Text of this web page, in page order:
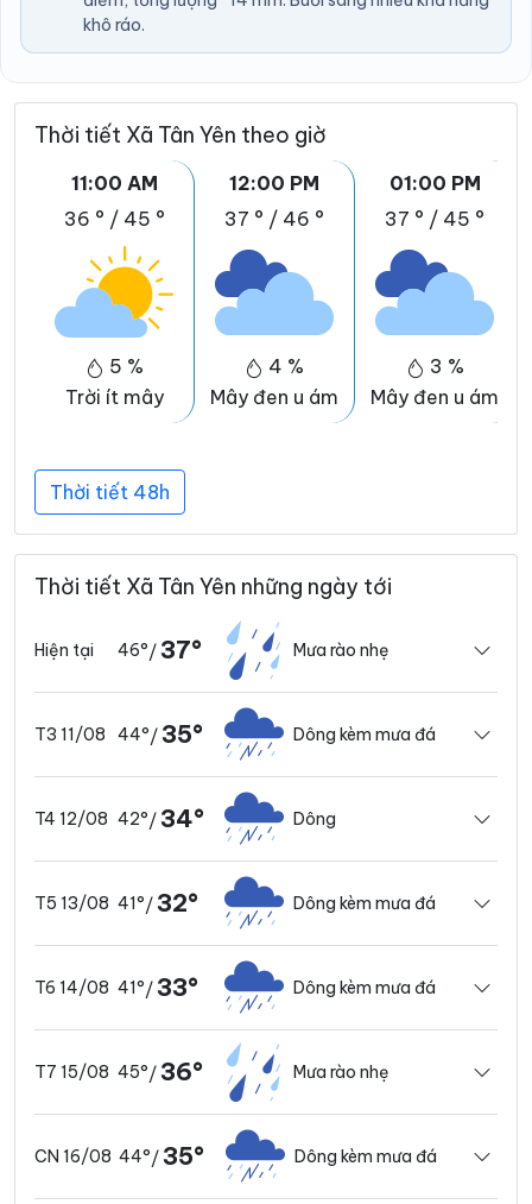
khô ráo.
Thời tiết Xã Tân Yên theo giờ
11:00 AM
36 ° / 45 °
5 %
Trời ít mây
12:00 PM
37 ° / 46 °
4 %
Mây đen u ám
01:00 PM
37 ° / 45 °
3 %
Mây đen u ám
Thời tiết 48h
Thời tiết Xã Tân Yên những ngày tới
Hiện tại 46°/ 37° Mưa rào nhẹ
T3 11/08 44°/ 35° Dông kèm mưa đá
T4 12/08 42°/ 34° Dông
T5 13/08 41°/ 32° Dông kèm mưa đá
T6 14/08 41°/ 33° Dông kèm mưa đá
T7 15/08 45°/ 36° Mưa rào nhẹ
CN 16/08 44°/ 35° Dông kèm mưa đá